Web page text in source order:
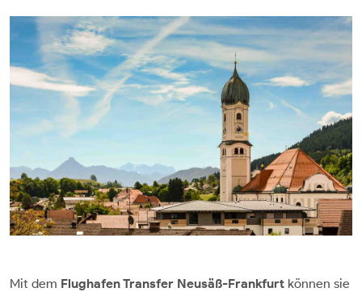
Mit dem Flughafen Transfer Neusäß-Frankfurt können sie